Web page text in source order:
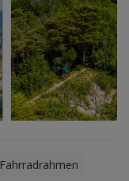
Fahrradrahmen